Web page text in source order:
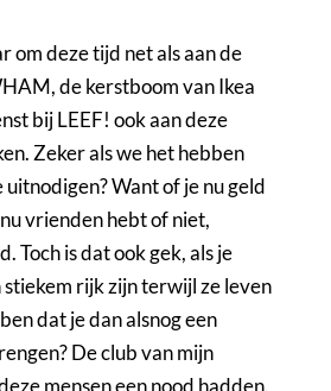
om deze tijd net als aan de
de kerstboom van Ikea
bij LEEF! ook aan deze
Zeker als we het hebben
Want of je nu geld
vrienden hebt of niet,
Toch is dat ook gek, als je
rijk zijn terwijl ze leven
dat je dan alsnog een
De club van mijn
mensen een nood hadden.